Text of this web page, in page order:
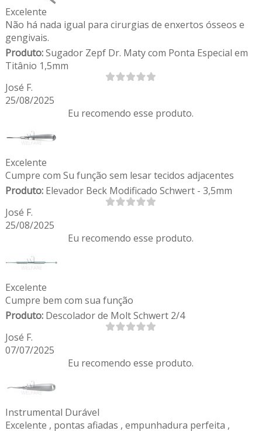
Excelente
Não há nada igual para cirurgias de enxertos ósseos e
gengivais.
Produto:Sugador Zepf Dr. Maty com Ponta Especial em
Titânio 1,5mm
José F.
25/08/2025
Eu recomendo esse produto.
Excelente
Cumpre com Su função sem lesar tecidos adjacentes
Produto:Elevador Beck Modificado Schwert - 3,5mm
José F.
25/08/2025
Eu recomendo esse produto.
Excelente
Cumpre bem com sua função
Produto:Descolador de Molt Schwert 2/4
José F.
07/07/2025
Eu recomendo esse produto.
Instrumental Durável
Excelente , pontas afiadas , empunhadura perfeita ,